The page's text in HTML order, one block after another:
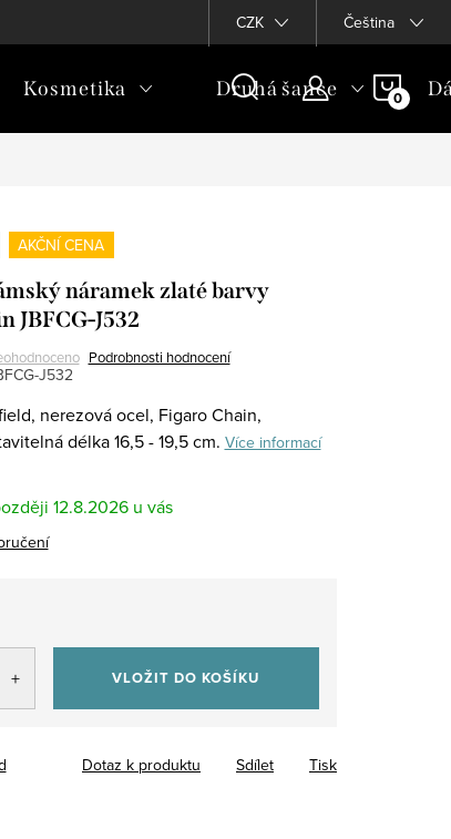
CZK Čeština
Kosmetika Druhá šance
AKČNÍ CENA
náramek zlaté barvy
JBFCG-J532
Podrobnosti hodnocení
J532
nerezová ocel, Figaro Chain,
délka 16,5 - 19,5 cm. Více informací
12.8.2026
VLOŽIT DO KOŠÍKU
Tisk
Dotaz k produktu Sdílet